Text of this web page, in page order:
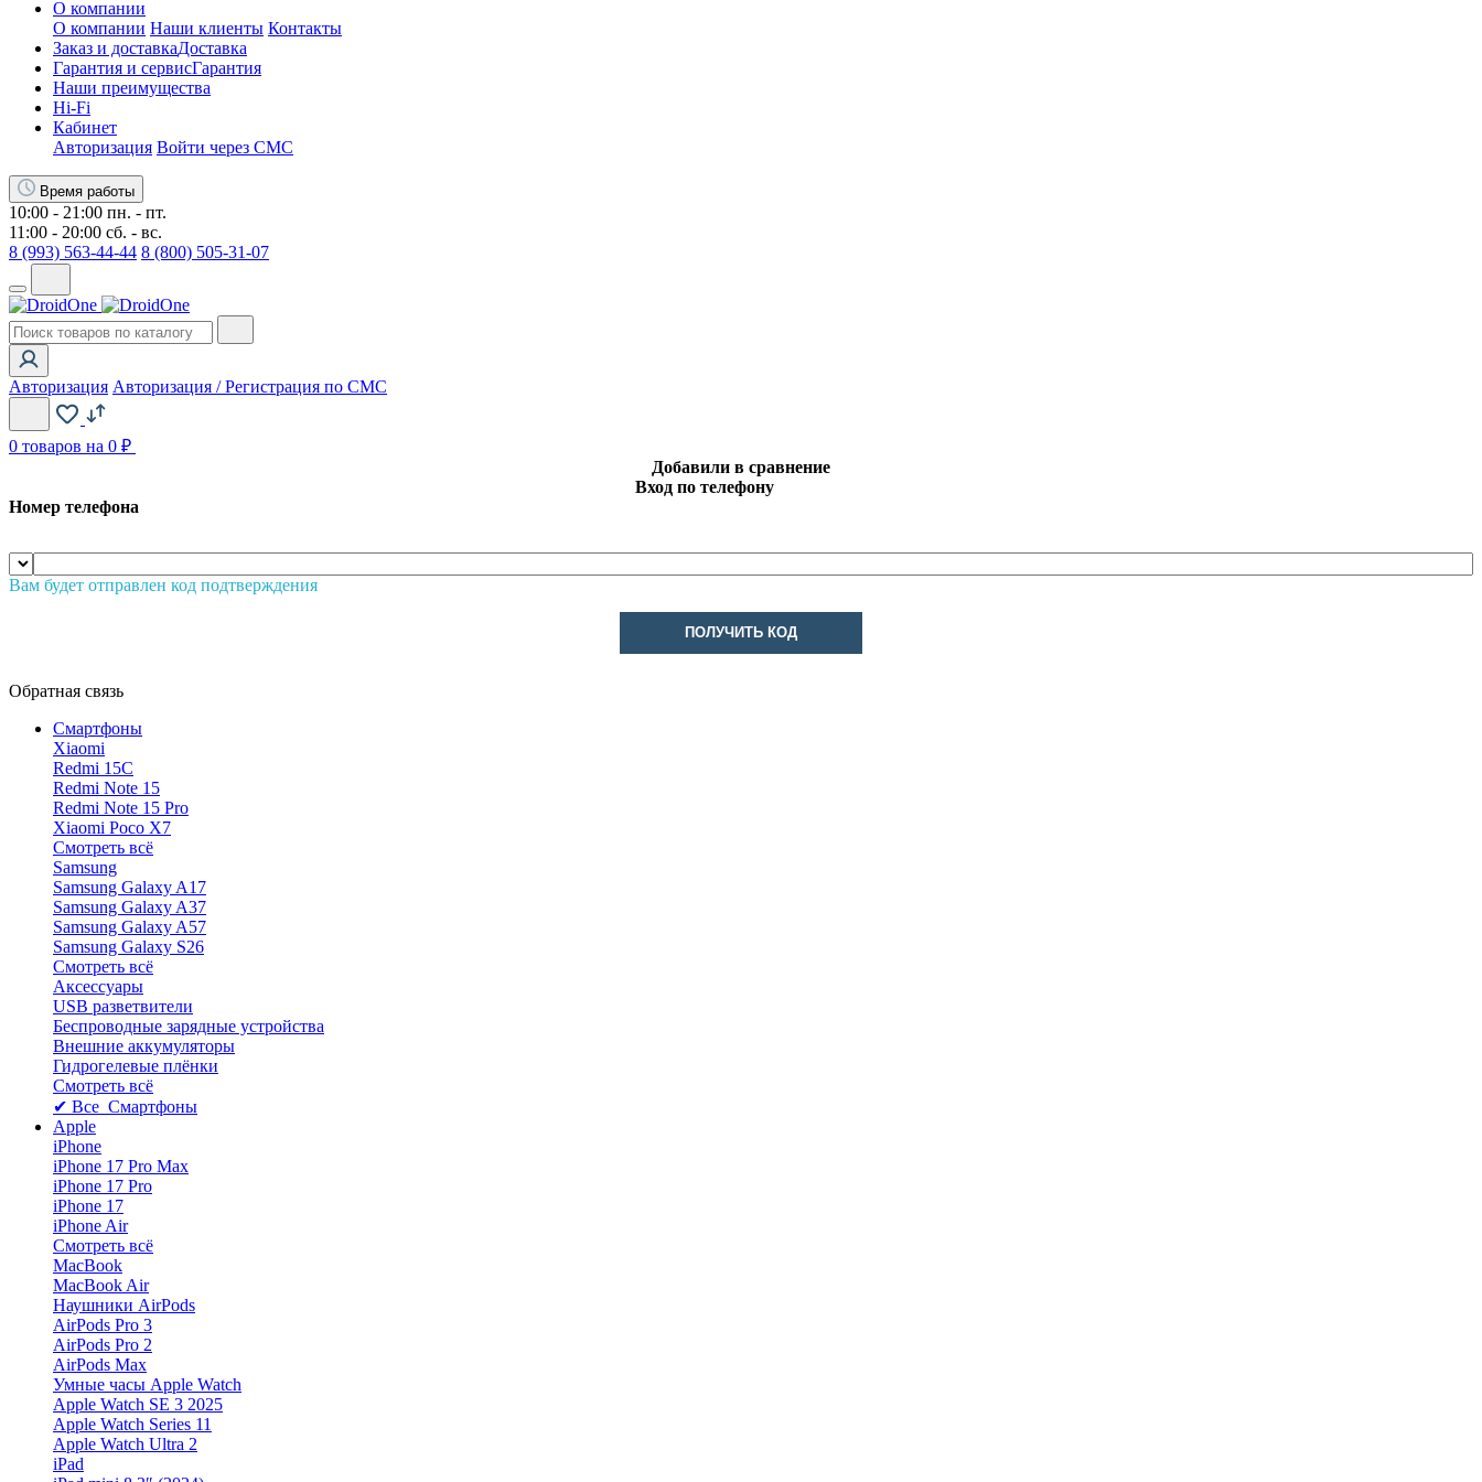
О компании
О компании Наши клиенты Контакты
Заказ и доставкаДоставка
Гарантия и сервисГарантия
Наши преимущества
Hi-Fi
Кабинет
Авторизация Войти через СМС
Время работы
10:00 - 21:00 пн. - пт.
11:00 - 20:00 сб. - вс.
8 (993) 563-44-44 8 (800) 505-31-07
Авторизация Авторизация / Регистрация по СМС
0 товаров на 0 ₽
Добавили в сравнение
Вход по телефону
Номер телефона
Вам будет отправлен код подтверждения
ПОЛУЧИТЬ КОД
Обратная связь
Смартфоны
Xiaomi
Redmi 15C
Redmi Note 15
Redmi Note 15 Pro
Xiaomi Poco X7
Смотреть всё
Samsung
Samsung Galaxy A17
Samsung Galaxy A37
Samsung Galaxy A57
Samsung Galaxy S26
Смотреть всё
Аксессуары
USB разветвители
Беспроводные зарядные устройства
Внешние аккумуляторы
Гидрогелевые плёнки
Смотреть всё
✔ Все Смартфоны
Apple
iPhone
iPhone 17 Pro Max
iPhone 17 Pro
iPhone 17
iPhone Air
Смотреть всё
MacBook
MacBook Air
Наушники AirPods
AirPods Pro 3
AirPods Pro 2
AirPods Max
Умные часы Apple Watch
Apple Watch SE 3 2025
Apple Watch Series 11
Apple Watch Ultra 2
iPad